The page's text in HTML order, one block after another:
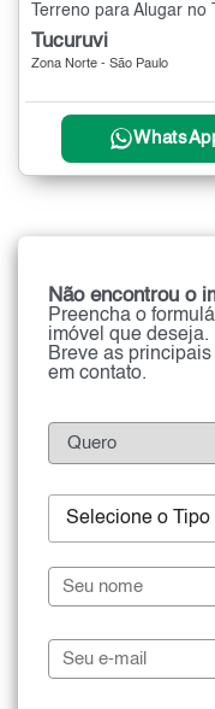
Terreno para Alugar no
Tucuruvi
Zona Norte - São Paulo
Não encontrou o
Preencha o
imóvel que deseja.
Breve as
em contato.
Selecione o Tipo